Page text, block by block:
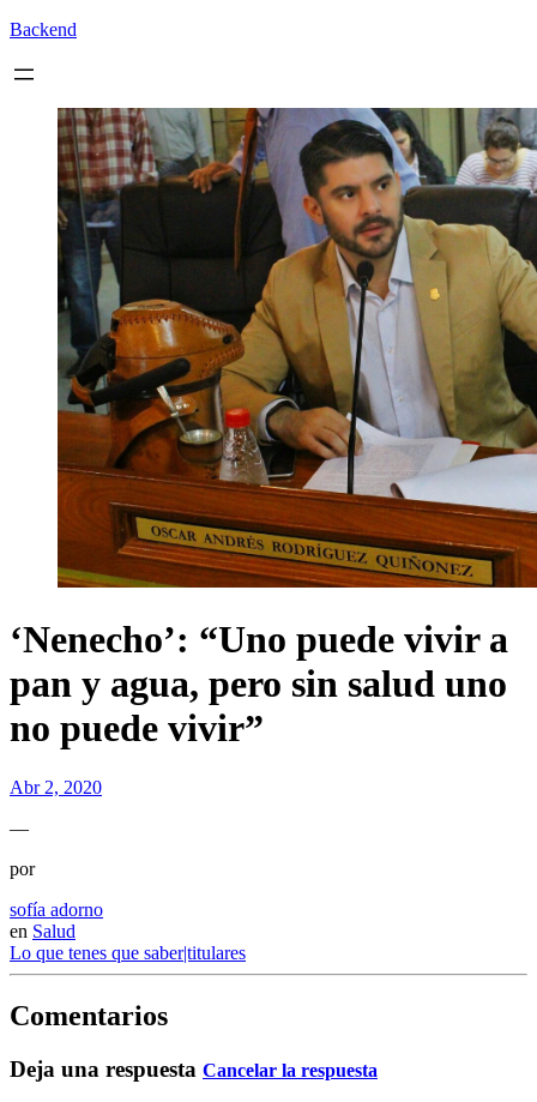
Backend
‘Nenecho’: “Uno puede vivir a
pan y agua, pero sin salud uno
no puede vivir”
Abr 2, 2020
—
por
sofía adorno
en Salud
Lo que tenes que saber|titulares
Comentarios
Deja una respuesta Cancelar la respuesta